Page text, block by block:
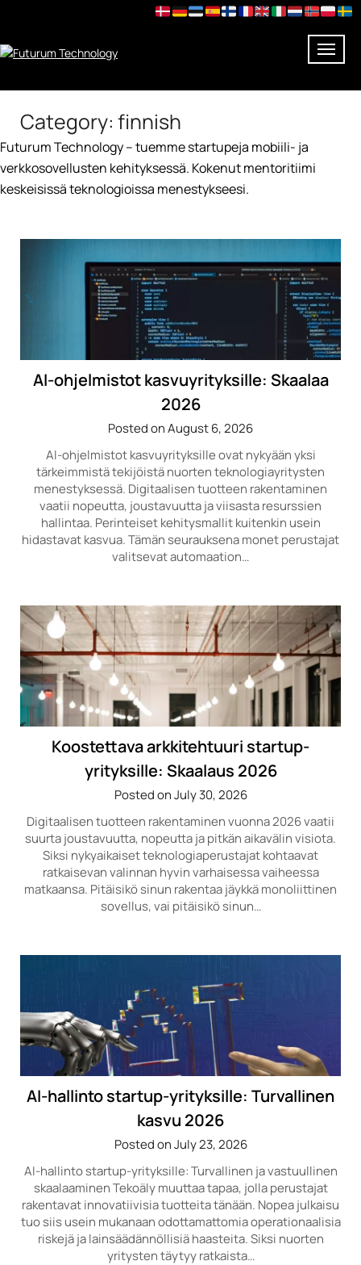
content
Category: finnish
Futurum Technology – tuemme startupeja mobiili- ja
verkkosovellusten kehityksessä. Kokenut mentoritiimi
keskeisissä teknologioissa menestykseesi.
AI-ohjelmistot kasvuyrityksille: Skaalaa
2026
Posted on August 6, 2026
AI-ohjelmistot kasvuyrityksille ovat nykyään yksi
tärkeimmistä tekijöistä nuorten teknologiayritysten
menestyksessä. Digitaalisen tuotteen rakentaminen
vaatii nopeutta, joustavuutta ja viisasta resurssien
hallintaa. Perinteiset kehitysmallit kuitenkin usein
hidastavat kasvua. Tämän seurauksena monet perustajat
valitsevat automaation…
Koostettava arkkitehtuuri startup-
yrityksille: Skaalaus 2026
Posted on July 30, 2026
Digitaalisen tuotteen rakentaminen vuonna 2026 vaatii
suurta joustavuutta, nopeutta ja pitkän aikavälin visiota.
Siksi nykyaikaiset teknologiaperustajat kohtaavat
ratkaisevan valinnan hyvin varhaisessa vaiheessa
matkaansa. Pitäisikö sinun rakentaa jäykkä monoliittinen
sovellus, vai pitäisikö sinun…
AI-hallinto startup-yrityksille: Turvallinen
kasvu 2026
Posted on July 23, 2026
AI-hallinto startup-yrityksille: Turvallinen ja vastuullinen
skaalaaminen Tekoäly muuttaa tapaa, jolla perustajat
rakentavat innovatiivisia tuotteita tänään. Nopea julkaisu
tuo siis usein mukanaan odottamattomia operationaalisia
riskejä ja lainsäädännöllisiä haasteita. Siksi nuorten
yritysten täytyy ratkaista…